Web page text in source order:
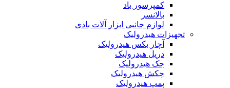
کمپرسور باد
بالانسر
لوازم جانبی ابزار آلات بادی
تجهیزات هیدرولیک
آچار بکس هیدرولیک
دریل هیدرولیک
جک هیدرولیک
چکش هیدرولیک
پمپ هیدرولیک